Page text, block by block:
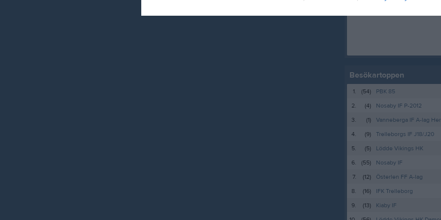
Besökartoppen
1. (54)
PBK 85
2.
(4)
Nosaby IF P-2012
3.
(1)
Vanneberga IF A-lag
4.
(9)
Trelleborgs IF J18/J20
5.
(5)
Lödde Vikings HK
6.
(55)
Nosaby IF
7.
(12)
Österlen FF A-lag
8.
(16)
IFK Trelleborg
9.
(13)
Kiaby IF